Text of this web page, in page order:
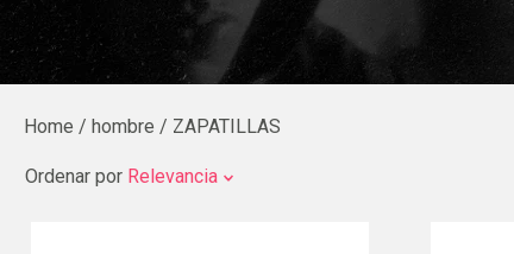
hombre ZAPATILLAS
Ordenar por Relevancia